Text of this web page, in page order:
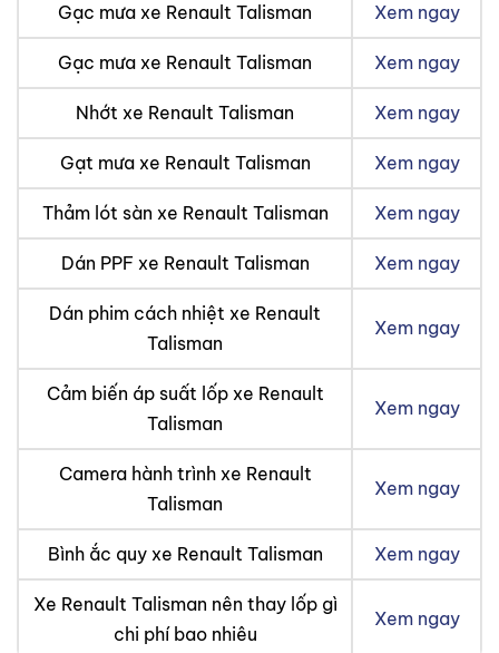
Gạc mưa xe Renault Talisman Xem ngay
Gạc mưa xe Renault Talisman Xem ngay
Nhớt xe Renault Talisman Xem ngay
Gạt mưa xe Renault Talisman Xem ngay
Thảm lót sàn xe Renault Talisman Xem ngay
Dán PPF xe Renault Talisman Xem ngay
Dán phim cách nhiệt xe Renault
Talisman
Xem ngay
Cảm biến áp suất lốp xe Renault
Talisman
Xem ngay
Camera hành trình xe Renault
Talisman
Xem ngay
Bình ắc quy xe Renault Talisman Xem ngay
Xe Renault Talisman nên thay lốp gì
chi phí bao nhiêu
Xem ngay